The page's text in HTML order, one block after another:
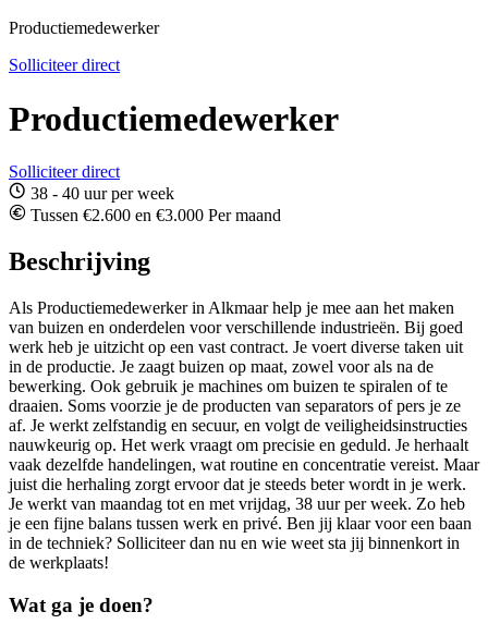
Productiemedewerker
Solliciteer direct
Productiemedewerker
Solliciteer direct
38 - 40 uur per week
Tussen €2.600 en €3.000 Per maand
Beschrijving
Als Productiemedewerker in Alkmaar help je mee aan het maken
van buizen en onderdelen voor verschillende industrieën. Bij goed
werk heb je uitzicht op een vast contract. Je voert diverse taken uit
in de productie. Je zaagt buizen op maat, zowel voor als na de
bewerking. Ook gebruik je machines om buizen te spiralen of te
draaien. Soms voorzie je de producten van separators of pers je ze
af. Je werkt zelfstandig en secuur, en volgt de veiligheidsinstructies
nauwkeurig op. Het werk vraagt om precisie en geduld. Je herhaalt
vaak dezelfde handelingen, wat routine en concentratie vereist. Maar
juist die herhaling zorgt ervoor dat je steeds beter wordt in je werk.
Je werkt van maandag tot en met vrijdag, 38 uur per week. Zo heb
je een fijne balans tussen werk en privé. Ben jij klaar voor een baan
in de techniek? Solliciteer dan nu en wie weet sta jij binnenkort in
de werkplaats!
Wat ga je doen?